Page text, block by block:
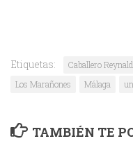
Etiquetas: Caballero
Los Marañones
Málaga
TAMBIÉN TE